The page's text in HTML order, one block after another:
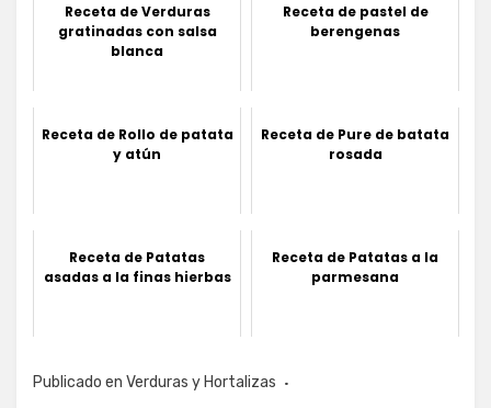
Receta de Verduras
gratinadas con salsa
blanca
Receta de pastel de
berengenas
Receta de Rollo de patata
y atún
Receta de Pure de batata
rosada
Receta de Patatas
asadas a la finas hierbas
Receta de Patatas a la
parmesana
Publicado en Verduras y Hortalizas